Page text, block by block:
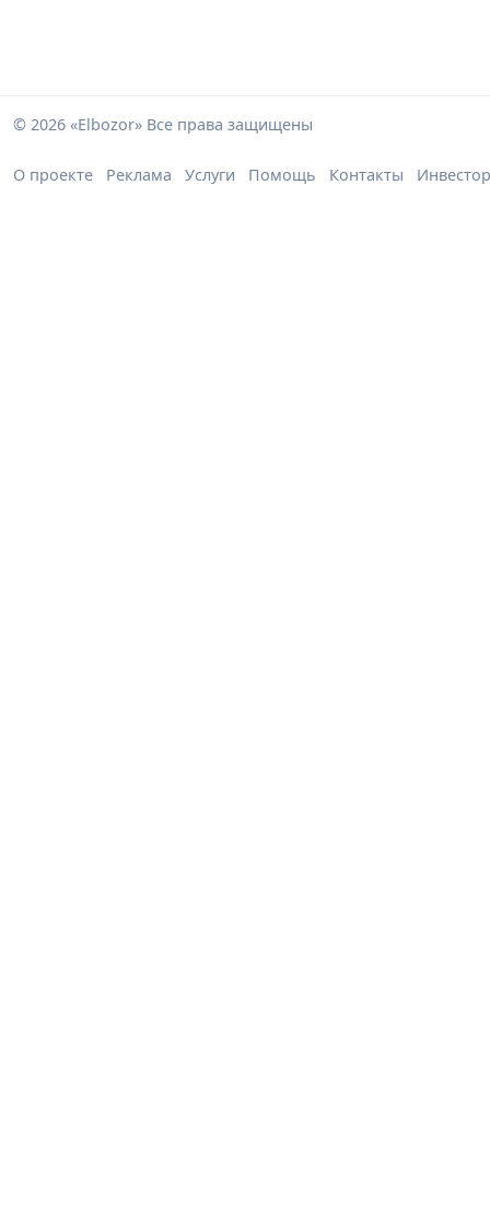
© 2026 «Elbozor» Все права защищены
О проекте Реклама Услуги Помощь Контакты